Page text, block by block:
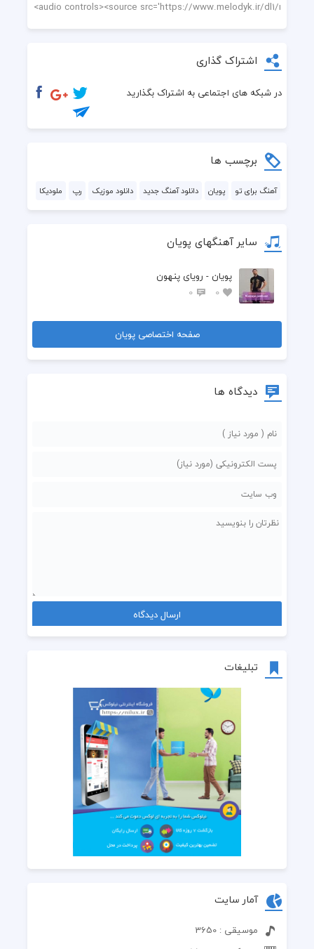
تبلیغات
آمار سایت
موسیقی : 3650
اشتراک گذاری
در شبکه های اجتماعی به اشتراک بگذارید
برچسب ها
آهنگ برای تو پویان دانلود آهنگ جدید دانلود موزیک رپ ملودیکا
سایر آهنگهای پویان
پویان - رویای پنهون
0
0
صفحه اختصاصی پویان
دیدگاه ها